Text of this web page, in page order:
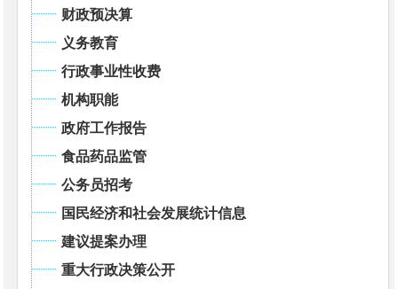
财政预决算
义务教育
行政事业性收费
机构职能
政府工作报告
食品药品监管
公务员招考
国民经济和社会发展统计信息
建议提案办理
重大行政决策公开